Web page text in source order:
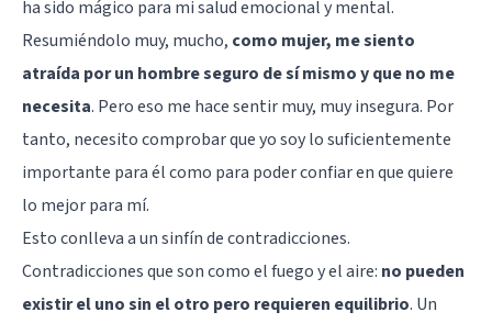
ha sido mágico para mi salud emocional y mental.
Resumiéndolo muy, mucho, como mujer, me siento
atraída por un hombre seguro de sí mismo y que no me
necesita. Pero eso me hace sentir muy, muy insegura. Por
tanto, necesito comprobar que yo soy lo suficientemente
importante para él como para poder confiar en que quiere
lo mejor para mí.
Esto conlleva a un sinfín de contradicciones.
Contradicciones que son como el fuego y el aire: no pueden
existir el uno sin el otro pero requieren equilibrio. Un